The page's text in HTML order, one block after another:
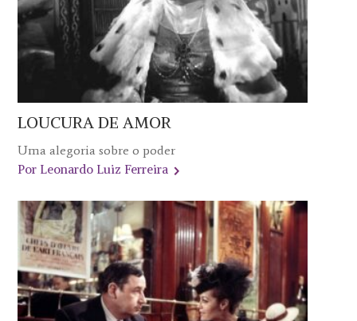
LOUCURA DE AMOR
Uma alegoria sobre o poder
Por Leonardo Luiz Ferreira